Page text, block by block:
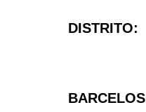
DISTRITO:
BARCELOS